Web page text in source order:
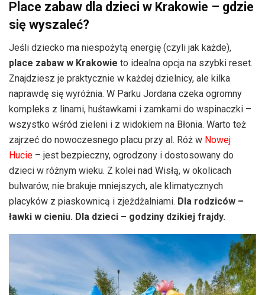
Place zabaw dla dzieci w Krakowie – gdzie
się wyszaleć?
Jeśli dziecko ma niespożytą energię (czyli jak każde),
place zabaw w Krakowie to idealna opcja na szybki reset.
Znajdziesz je praktycznie w każdej dzielnicy, ale kilka
naprawdę się wyróżnia. W Parku Jordana czeka ogromny
kompleks z linami, huśtawkami i zamkami do wspinaczki –
wszystko wśród zieleni i z widokiem na Błonia. Warto też
zajrzeć do nowoczesnego placu przy al. Róż w Nowej
Hucie – jest bezpieczny, ogrodzony i dostosowany do
dzieci w różnym wieku. Z kolei nad Wisłą, w okolicach
bulwarów, nie brakuje mniejszych, ale klimatycznych
placyków z piaskownicą i zjeżdżalniami. Dla rodziców –
ławki w cieniu. Dla dzieci – godziny dzikiej frajdy.